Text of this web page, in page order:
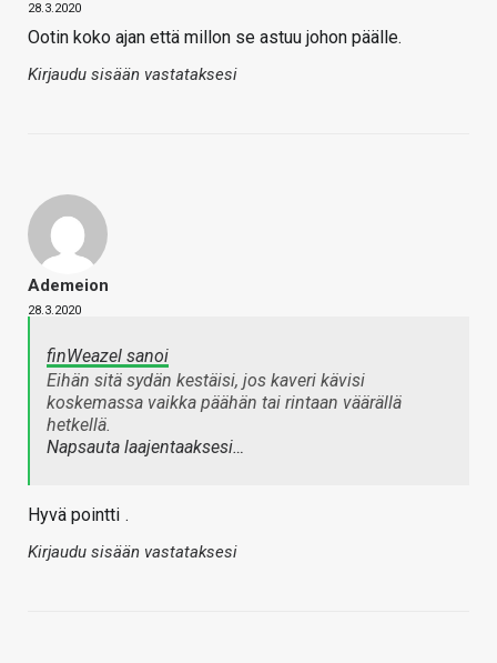
28.3.2020
Ootin koko ajan että millon se astuu johon päälle.
Kirjaudu sisään vastataksesi
Ademeion
28.3.2020
finWeazel sanoi
Eihän sitä sydän kestäisi, jos kaveri kävisi
koskemassa vaikka päähän tai rintaan väärällä
hetkellä.
Napsauta laajentaaksesi…
Hyvä pointti .
Kirjaudu sisään vastataksesi